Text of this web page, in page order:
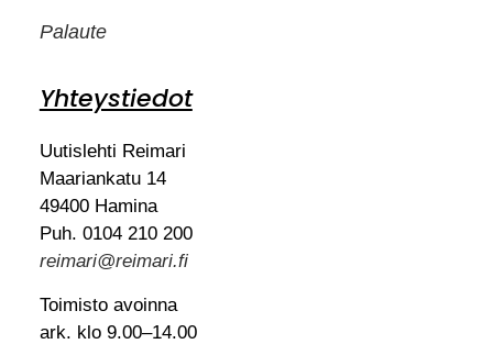
Palaute
Yhteystiedot
Uutislehti Reimari
Maariankatu 14
49400 Hamina
Puh. 0104 210 200
reimari@reimari.fi
Toimisto avoinna
ark. klo 9.00–14.00